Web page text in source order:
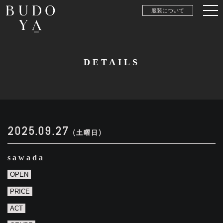
服装について
DETAILS
2025.09.27 (土曜日)
sawada
OPEN
PRICE
ACT